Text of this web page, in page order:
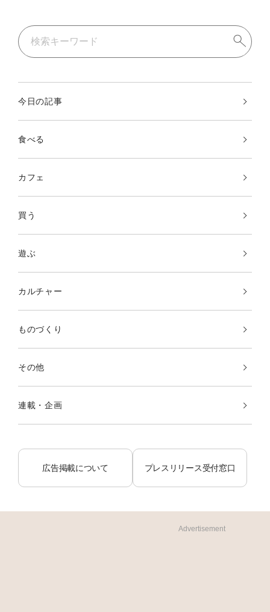
今日の記事
食べる
カフェ
買う
遊ぶ
カルチャー
ものづくり
その他
連載・企画
広告掲載について プレスリリース受付窓口
Advertisement